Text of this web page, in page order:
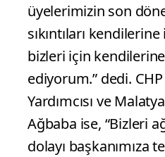
üyelerimizin son
sıkıntıları
bizleri için
ediyorum.” dedi.
Yardımcısı ve
Ağbaba ise, “Bizleri
dolayı başkanımıza